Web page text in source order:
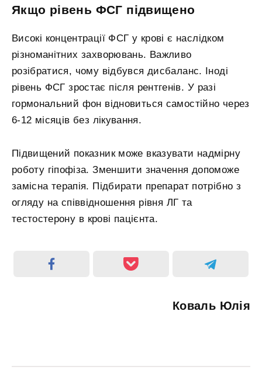
Якщо рівень ФСГ підвищено
Високі концентрації ФСГ у крові є наслідком
різноманітних захворювань. Важливо
розібратися, чому відбувся дисбаланс. Іноді
рівень ФСГ зростає після рентгенів. У разі
гормональний фон відновиться самостійно через
6-12 місяців без лікування.
Підвищений показник може вказувати надмірну
роботу гіпофіза. Зменшити значення допоможе
замісна терапія. Підбирати препарат потрібно з
огляду на співвідношення рівня ЛГ та
тестостерону в крові пацієнта.
Коваль Юлія